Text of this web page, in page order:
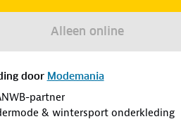
Alleen online
door Modemania
partner
& wintersport onderkleding